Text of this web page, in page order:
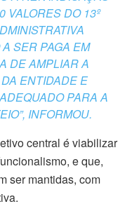
VALORES DO 13º
SER PAGA EM
DE AMPLIAR A
ENTIDADE E
PARA A
INFORMOU.
central é viabilizar
e que,
ser mantidas, com